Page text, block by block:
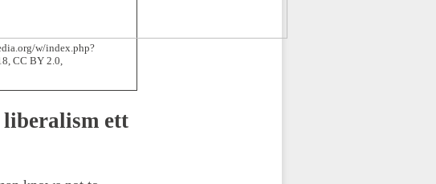
w/index.php?
CC BY 2.0,
ett